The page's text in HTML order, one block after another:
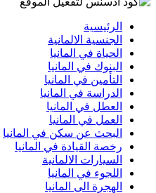
الرئيسية
الجنسية الالمانية
الحياة في المانيا
البنوك في المانيا
التأمين في المانيا
الدراسة في المانيا
العطل في المانيا
العمل في المانيا
البحث عن سكن في المانيا
رخصة القيادة في المانيا
السيارات الالمانية
اللجوء في المانيا
الهجرة الى المانيا